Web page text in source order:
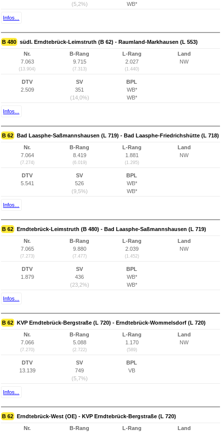
(5,2%)
WB*
Infos...
B 480 südl. Erndtebrück-Leimstruth (B 62) - Raumland-Markhausen (L 553)
Nr.
7.063
(13.904)
B-Rang
9.715
(7.313)
L-Rang
2.027
(1.440)
Land
NW
DTV
2.509
SV
351
(14,0%)
BPL
WB*
WB*
Infos...
B 62 Bad Laasphe-Saßmannshausen (L 719) - Bad Laasphe-Friedrichshütte (L 718)
Nr.
7.064
(7.274)
B-Rang
8.419
(6.019)
L-Rang
1.881
(1.295)
Land
NW
DTV
5.541
SV
526
(9,5%)
BPL
WB*
WB*
Infos...
B 62 Erndtebrück-Leimstruth (B 480) - Bad Laasphe-Saßmannshausen (L 719)
Nr.
7.065
(7.273)
B-Rang
9.880
(7.477)
L-Rang
2.039
(1.452)
Land
NW
DTV
1.879
SV
436
(23,2%)
BPL
WB*
WB*
Infos...
B 62 KVP Erndtebrück-Bergstraße (L 720) - Erndtebrück-Wommelsdorf (L 720)
Nr.
7.066
(7.270)
B-Rang
5.088
(2.722)
L-Rang
1.170
(589)
Land
NW
DTV
13.139
SV
749
(5,7%)
BPL
VB
Infos...
B 62 Erndtebrück-West (OE) - KVP Erndtebrück-Bergstraße (L 720)
Nr.
B-Rang
L-Rang
Land